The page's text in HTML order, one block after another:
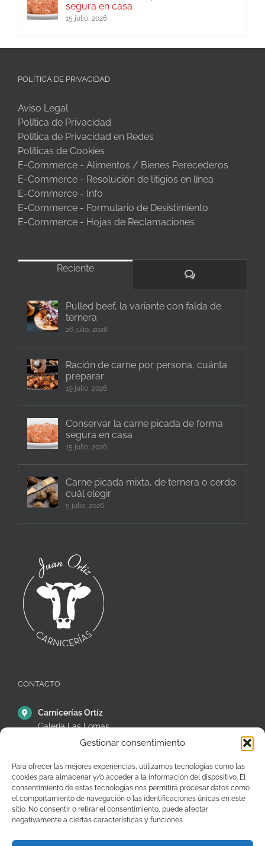
Gestionar consentimiento
Para ofrecer las mejores experiencias, utilizamos tecnologías como las
cookies para almacenar y/o acceder a la información del dispositivo. El
consentimiento de estas tecnologías nos permitirá procesar datos como
el comportamiento de navegación o las identificaciones únicas en este
sitio. No consentir o retirar el consentimiento, puede afectar
negativamente a ciertas características y funciones.
segura en casa
15 julio, 2026
POLÍTICA DE PRIVACIDAD
Aviso Legal
Política de Privacidad
Política de Privacidad en Redes
Políticas de Cookies
E-Commerce - Alimentos / Bienes Perecederos
E-Commerce - Resolución de litigios en línea
E-Commerce - Info
E-Commerce - Formulario de Desistimiento
E-Commerce - Hojas de Reclamaciones
Reciente
Comentarios
Pulled beef, la variante con falda de
ternera
26 julio, 2026
Ración de carne por persona, cuánta
preparar
19 julio, 2026
Conservar la carne picada de forma
segura en casa
15 julio, 2026
Carne picada mixta, de ternera o cerdo:
cuál elegir
5 julio, 2026
CONTACTO
Carnicerías Ortíz
Galería Las Lomas
Puestos 14,15 y 16
28935 – Madrid – España
+34 91 646 26 97
pedidos@carniceriasjuanortiz.com